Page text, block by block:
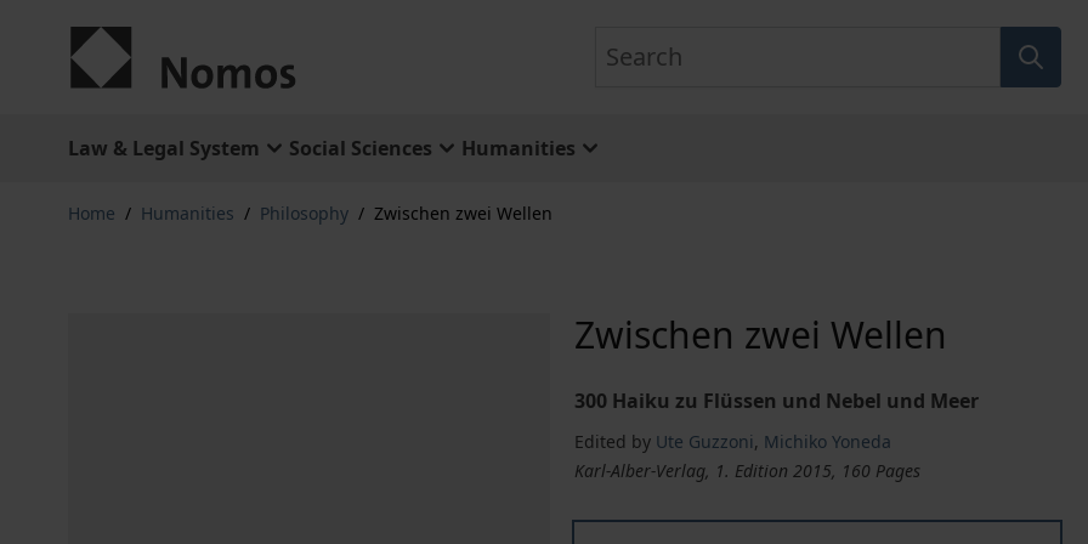
Law & Legal System Social Sciences Humanities
Home / Humanities / Philosophy / Zwischen zwei Wellen
Zwischen zwei Wellen
300 Haiku zu Flüssen und Nebel und Meer
Edited by Ute Guzzoni, Michiko Yoneda
Karl-Alber-Verlag, 1. Edition 2015, 160 Pages